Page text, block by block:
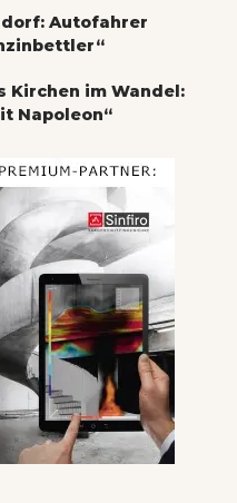
Autofahrer
Kirchen im Wandel:
Napoleon“